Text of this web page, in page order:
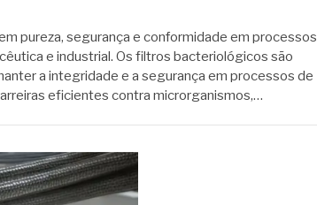
pureza, segurança e conformidade em processos
e industrial. Os filtros bacteriológicos são
a integridade e a segurança em processos de
eficientes contra microrganismos,…